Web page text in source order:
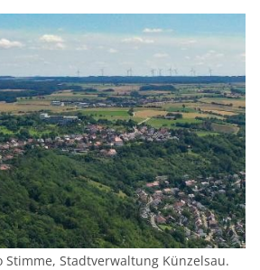
Stimme, Stadtverwaltung Künzelsau.